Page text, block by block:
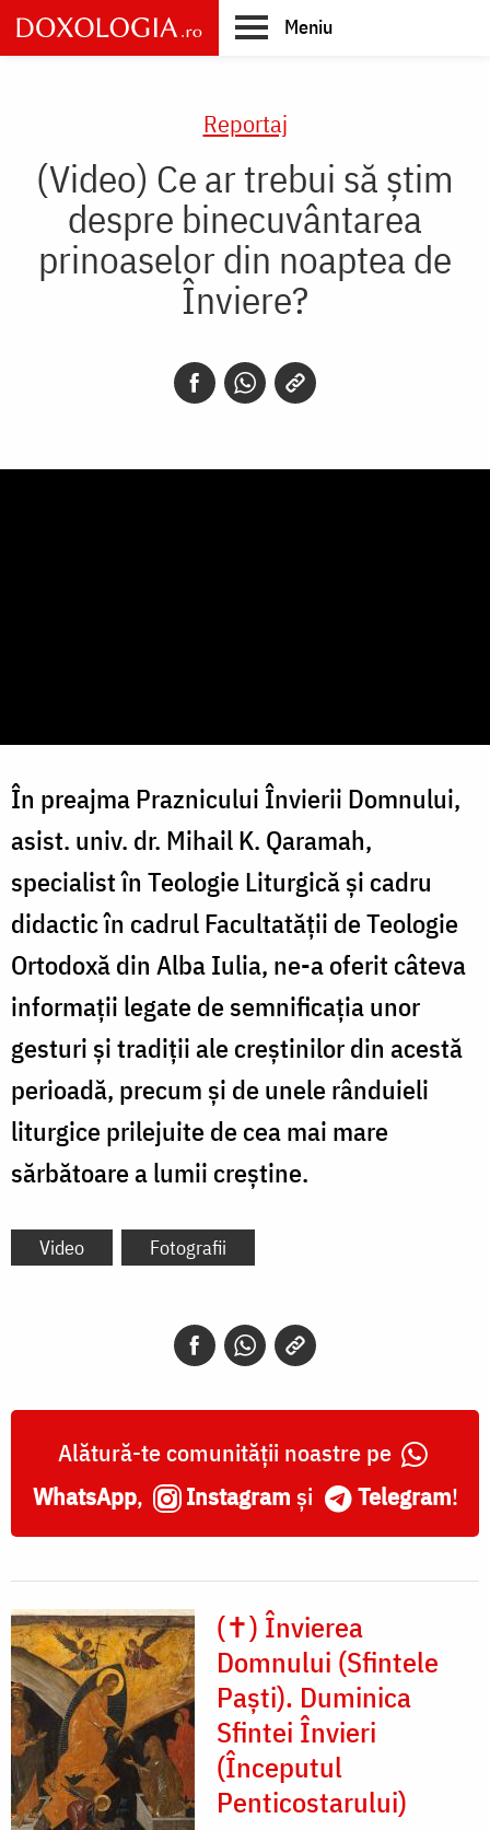
Skip
to
main
Meniu
Reportaj
(Video) Ce ar trebui să știm
despre binecuvântarea
prinoaselor din noaptea de
Înviere?
În preajma Praznicului Învierii Domnului,
asist. univ. dr. Mihail K. Qaramah,
specialist în Teologie Liturgică și cadru
didactic în cadrul Facultatății de Teologie
Ortodoxă din Alba Iulia, ne-a oferit câteva
informații legate de semnificația unor
gesturi și tradiții ale creștinilor din acestă
perioadă, precum și de unele rânduieli
liturgice prilejuite de cea mai mare
sărbătoare a lumii creştine.
Video Fotografii
Alătură-te comunității noastre pe
WhatsApp, Instagram și Telegram!
(✝) Învierea
Domnului (Sfintele
Paști). Duminica
Sfintei Învieri
(Începutul
Penticostarului)